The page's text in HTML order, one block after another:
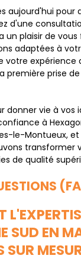
aujourd'hui pour
d'une
un plaisir de
adaptées à
votre expérience
première prise
donner vie à vos
à
le-Montueux,
transformer
de qualité
SUD EN
SUR